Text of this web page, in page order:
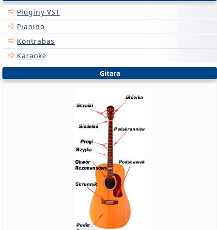
Pluginy VST
Pianino
Kontrabas
Karaoke
Gitara